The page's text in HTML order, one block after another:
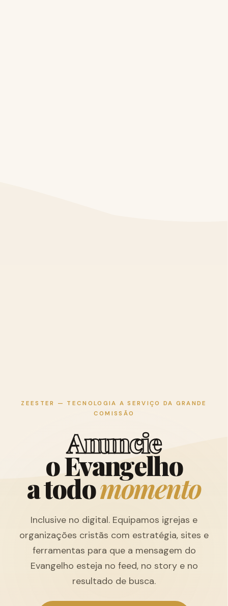
ZEESTER — TECNOLOGIA A SERVIÇO DA GRANDE
COMISSÃO
Anuncie
oEvangelho
atodomomento
Inclusive no digital. Equipamos igrejas e
organizações cristãs com estratégia, sites e
ferramentas para que a mensagem do
Evangelho esteja no feed, no story e no
resultado de busca.